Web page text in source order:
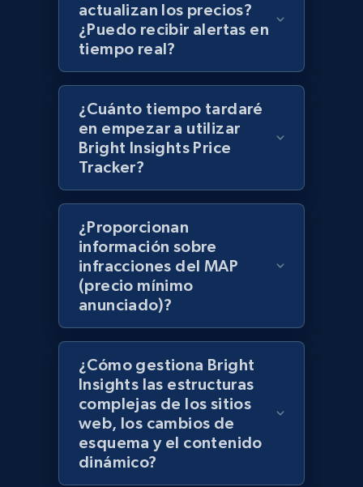
URL, Product id, Title, Images, Final price,
Currency, Discount, Initial price, and more.
1.1K+ 149+ Comenzar ahora
Best Buy products - Collect data on
products using specified keywords
URL, Product id, Title, Images, Final price,
Currency, Discount, Initial price, and more.
URL, Domain, Marketplace pn, Sku, Other pn,
Model number, Gtin ean pn, Product name, and
991+ 162+ Comenzar ahora
actualizan los precios?
¿Puedo recibir alertas en
tiempo real?
¿Cuánto tiempo tardaré
en empezar a utilizar
Bright Insights Price
Tracker?
¿Proporcionan
información sobre
infracciones del MAP
(precio mínimo
anunciado)?
¿Cómo gestiona Bright
Insights las estructuras
complejas de los sitios
web, los cambios de
esquema y el contenido
dinámico?